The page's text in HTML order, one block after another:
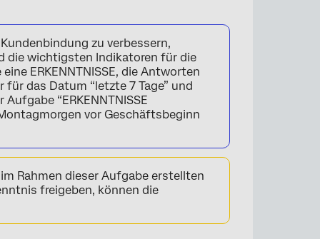
zu verbessern,
die wichtigsten Indikatoren für die
ERKENNTNISSE, die Antworten
das Datum “letzte 7 Tage” und
“ERKENNTNISSE
vor Geschäftsbeginn
Rahmen dieser Aufgabe erstellten
freigeben, können die